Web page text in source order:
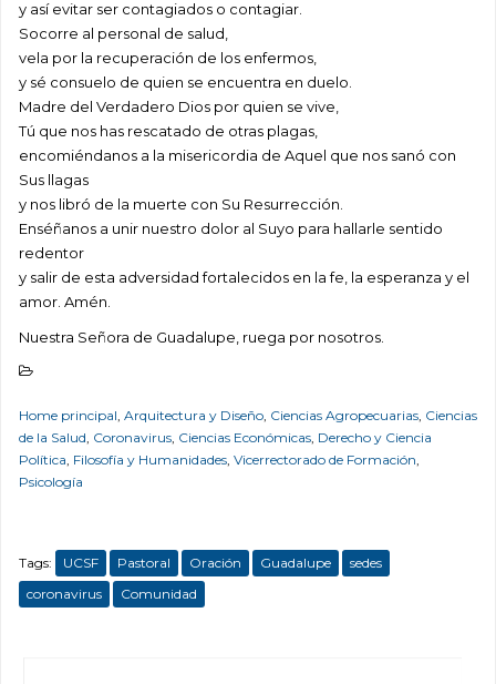
y así evitar ser contagiados o contagiar.
Socorre al personal de salud,
vela por la recuperación de los enfermos,
y sé consuelo de quien se encuentra en duelo.
Madre del Verdadero Dios por quien se vive,
Tú que nos has rescatado de otras plagas,
encomiéndanos a la misericordia de Aquel que nos sanó con
Sus llagas
y nos libró de la muerte con Su Resurrección.
Enséñanos a unir nuestro dolor al Suyo para hallarle sentido
redentor
y salir de esta adversidad fortalecidos en la fe, la esperanza y el
amor. Amén.
Nuestra Señora de Guadalupe, ruega por nosotros.
Home principal, Arquitectura y Diseño, Ciencias Agropecuarias, Ciencias
de la Salud, Coronavirus, Ciencias Económicas, Derecho y Ciencia
Política, Filosofía y Humanidades, Vicerrectorado de Formación,
Psicología
Tags: UCSF Pastoral Oración Guadalupe
sedes
coronavirus
Comunidad